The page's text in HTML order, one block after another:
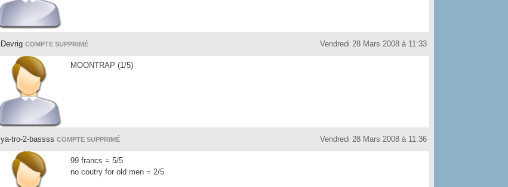
Devrig COMPTE SUPPRIMÉ Vendredi 28 Mars 2008 à 11:33
MOONTRAP (1/5)
ya-tro-2-bassss COMPTE SUPPRIMÉ Vendredi 28 Mars 2008 à 11:36
99 francs = 5/5
no coutry for old men = 2/5